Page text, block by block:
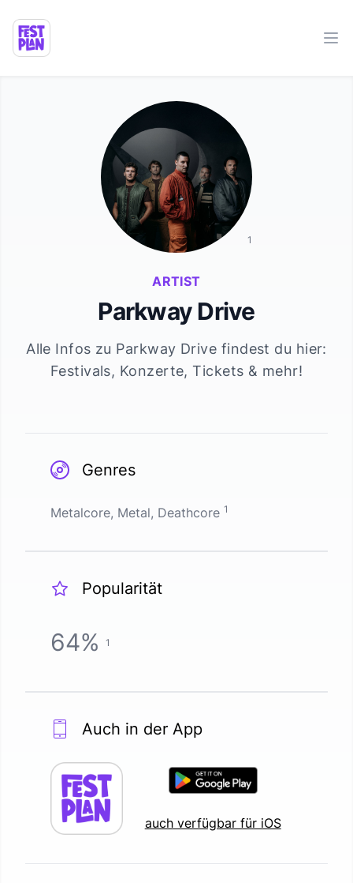
ARTIST
Parkway Drive
Alle Infos zu Parkway Drive findest du hier:
Festivals, Konzerte, Tickets & mehr!
1
Genres
Metalcore, Metal, Deathcore 1
Popularität
64% 1
Auch in der App
auch verfügbar für iOS